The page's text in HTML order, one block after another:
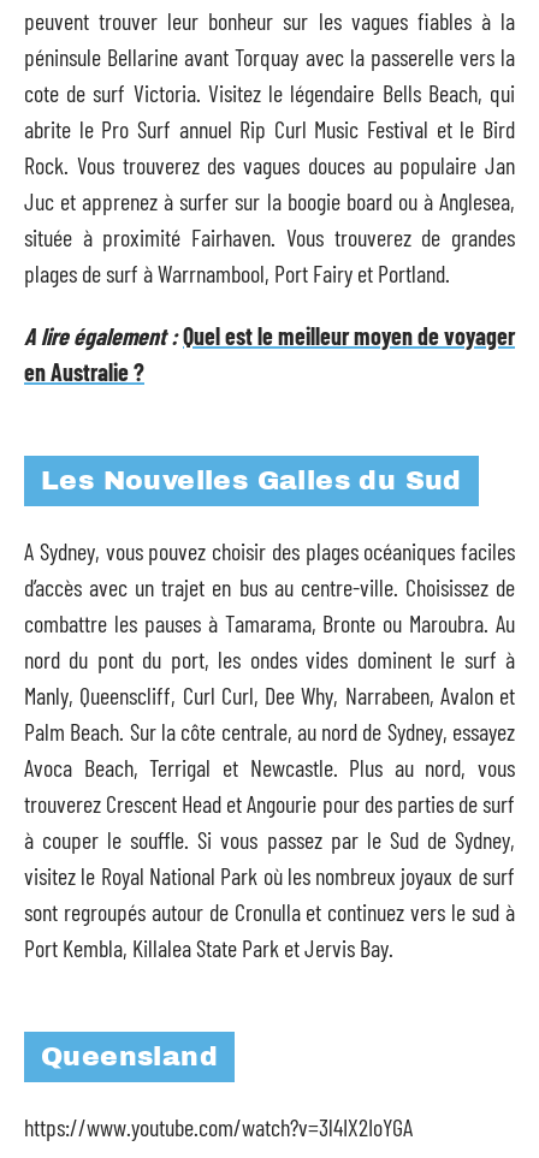
peuvent trouver leur bonheur sur les vagues fiables à la
péninsule Bellarine avant Torquay avec la passerelle vers la
cote de surf Victoria. Visitez le légendaire Bells Beach, qui
abrite le Pro Surf annuel Rip Curl Music Festival et le Bird
Rock. Vous trouverez des vagues douces au populaire Jan
Juc et apprenez à surfer sur la boogie board ou à Anglesea,
située à proximité Fairhaven. Vous trouverez de grandes
plages de surf à Warrnambool, Port Fairy et Portland.
A lire également :Quel est le meilleur moyen de voyager
en Australie ?
Les Nouvelles Galles du Sud
A Sydney, vous pouvez choisir des plages océaniques faciles
d’accès avec un trajet en bus au centre-ville. Choisissez de
combattre les pauses à Tamarama, Bronte ou Maroubra. Au
nord du pont du port, les ondes vides dominent le surf à
Manly, Queenscliff, Curl Curl, Dee Why, Narrabeen, Avalon et
Palm Beach. Sur la côte centrale, au nord de Sydney, essayez
Avoca Beach, Terrigal et Newcastle. Plus au nord, vous
trouverez Crescent Head et Angourie pour des parties de surf
à couper le souffle. Si vous passez par le Sud de Sydney,
visitez le Royal National Park où les nombreux joyaux de surf
sont regroupés autour de Cronulla et continuez vers le sud à
Port Kembla, Killalea State Park et Jervis Bay.
Queensland
https://www.youtube.com/watch?v=3l4IX2IoYGA